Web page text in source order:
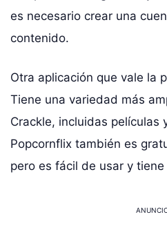
es necesario crear una
contenido.
Otra aplicación que vale la
Tiene una variedad más
Crackle, incluidas películas
Popcornflix también es
pero es fácil de usar y